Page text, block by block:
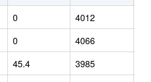
0 4012
0 4066
45.4 3985